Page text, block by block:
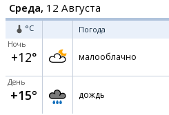
Среда, 12 Августа
°C Погода
Ночь
+12° малооблачно
День
+15° дождь